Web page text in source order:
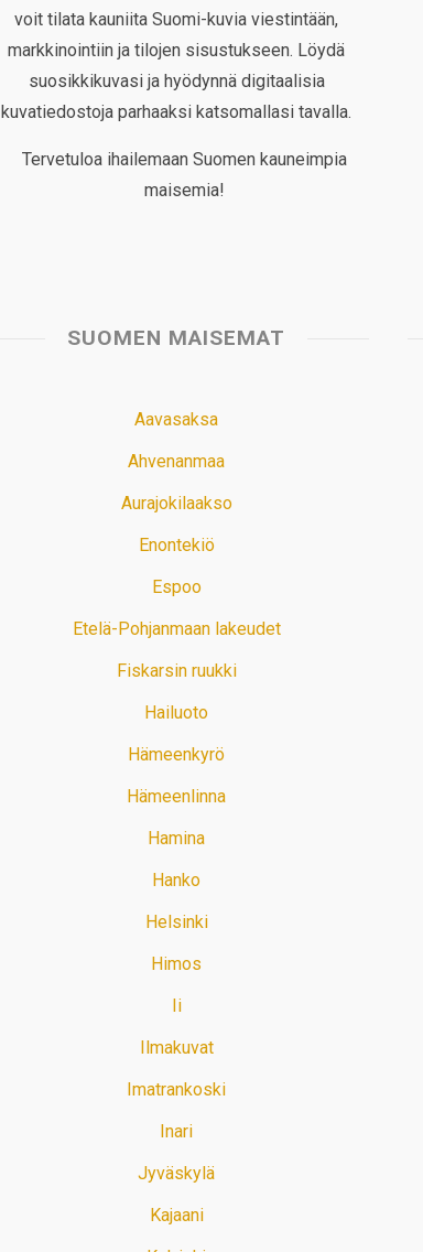
voit tilata kauniita Suomi-kuvia viestintään,
markkinointiin ja tilojen sisustukseen. Löydä
suosikkikuvasi ja hyödynnä digitaalisia
kuvatiedostoja parhaaksi katsomallasi tavalla.
Tervetuloa ihailemaan Suomen kauneimpia
maisemia!
SUOMEN MAISEMAT
Aavasaksa
Ahvenanmaa
Aurajokilaakso
Enontekiö
Espoo
Etelä-Pohjanmaan lakeudet
Fiskarsin ruukki
Hailuoto
Hämeenkyrö
Hämeenlinna
Hamina
Hanko
Helsinki
Himos
Ii
Ilmakuvat
Imatrankoski
Inari
Jyväskylä
Kajaani